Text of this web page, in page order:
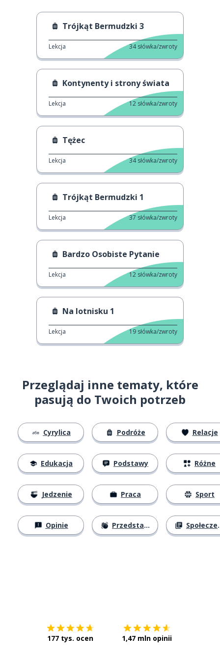
Trójkąt Bermudzki 3
Lekcja 34 słówka/zwroty
Kontynenty i strony świata
Lekcja 12 słówka/zwroty
Tężec
Lekcja 34 słówka/zwroty
Trójkąt Bermudzki 1
Lekcja 37 słówka/zwroty
Bardzo Osobiste Pytanie
Lekcja 12 słówka/zwroty
Na lotnisku 1
Lekcja 19 słówka/zwroty
Przeglądaj inne tematy, które
pasują do Twoich potrzeb
Cyrylica
Edukacja
Jedzenie
Opinie
Podróże
Podstawy
Praca
Przedstawianie się
Relacje
Różne
Sport
Społeczeństwo
177 tys. ocen 1,47 mln opinii